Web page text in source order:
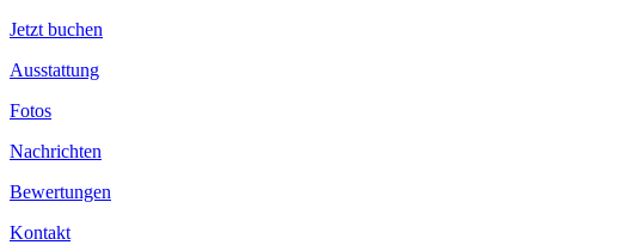
Jetzt buchen
Ausstattung
Fotos
Nachrichten
Bewertungen
Kontakt